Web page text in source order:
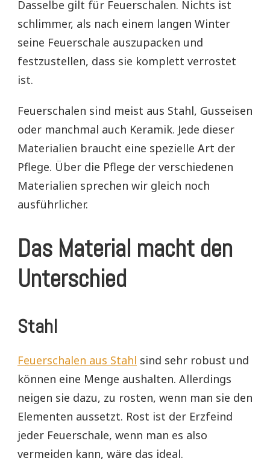
Dasselbe gilt für Feuerschalen. Nichts ist
schlimmer, als nach einem langen Winter
seine Feuerschale auszupacken und
festzustellen, dass sie komplett verrostet
ist.
Feuerschalen sind meist aus Stahl, Gusseisen
oder manchmal auch Keramik. Jede dieser
Materialien braucht eine spezielle Art der
Pflege. Über die Pflege der verschiedenen
Materialien sprechen wir gleich noch
ausführlicher.
Das Material macht den
Unterschied
Stahl
Feuerschalen aus Stahl sind sehr robust und
können eine Menge aushalten. Allerdings
neigen sie dazu, zu rosten, wenn man sie den
Elementen aussetzt. Rost ist der Erzfeind
jeder Feuerschale, wenn man es also
vermeiden kann, wäre das ideal.